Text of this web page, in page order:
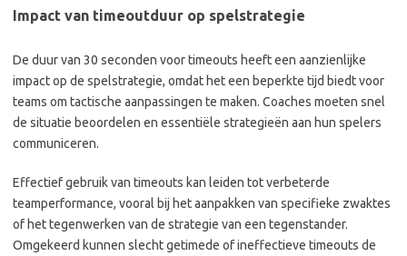
Impact van timeoutduur op spelstrategie
De duur van 30 seconden voor timeouts heeft een aanzienlijke
impact op de spelstrategie, omdat het een beperkte tijd biedt voor
teams om tactische aanpassingen te maken. Coaches moeten snel
de situatie beoordelen en essentiële strategieën aan hun spelers
communiceren.
Effectief gebruik van timeouts kan leiden tot verbeterde
teamperformance, vooral bij het aanpakken van specifieke zwaktes
of het tegenwerken van de strategie van een tegenstander.
Omgekeerd kunnen slecht getimede of ineffectieve timeouts de